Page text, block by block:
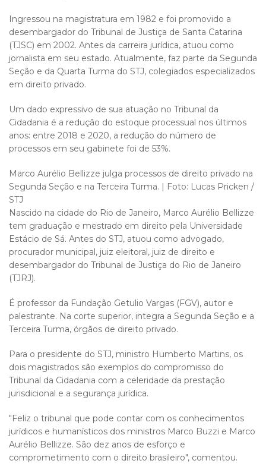
Ingressou na magistratura em 1982 e foi promovido a
desembargador do Tribunal de Justiça de Santa Catarina
(TJSC) em 2002. Antes da carreira jurídica, atuou como
jornalista em seu estado. Atualmente, faz parte da Segunda
Seção e da Quarta Turma do STJ, colegiados especializados
em direito privado.
Um dado expressivo de sua atuação no Tribunal da
Cidadania é a redução do estoque processual nos últimos
anos: entre 2018 e 2020, a redução do número de
processos em seu gabinete foi de 53%.
Marco Aurélio Bellizze julga processos de direito privado na
Segunda Seção e na Terceira Turma. | Foto: Lucas Pricken /
STJ​
​Nascido na cidade do Rio de Janeiro, Marco Aurélio Bellizze
tem graduação e mestrado em direito pela Universidade
Estácio de Sá. Antes do STJ, atuou como advogado,
procurador municipal, juiz eleitoral, juiz de direito e
desembargador do Tribunal de Justiça do Rio de Janeiro
(TJRJ).
É professor da Fundação Getulio Vargas (FGV), autor e
palestrante. Na corte superior, integra a Segunda Seção e a
Terceira Turma, órgãos de direito privado.
Para o presidente do STJ, ministro Humberto Martins, os
dois magistrados são exemplos do compromisso do
Tribunal da Cidadania com a celeridade da prestação
jurisdicional e a segurança jurídica.
"Feliz o tribunal que pode contar com os conhecimentos
jurídicos e humanísticos dos ministros Marco Buzzi e Marco
Aurélio Bellizze. São dez anos de esforço e
comprometimento com o direito brasileiro", comentou.